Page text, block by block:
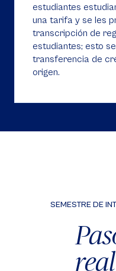
estudiantes
una tarifa y se les
transcripción de
estudiantes; esto
transferencia de
origen.
SEMESTRE DE